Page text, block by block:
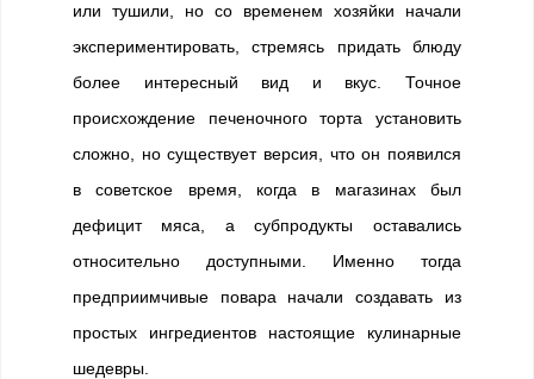
или тушили, но со временем хозяйки начали
экспериментировать, стремясь придать блюду
более интересный вид и вкус. Точное
происхождение печеночного торта установить
сложно, но существует версия, что он появился
в советское время, когда в магазинах был
дефицит мяса, а субпродукты оставались
относительно доступными. Именно тогда
предприимчивые повара начали создавать из
простых ингредиентов настоящие кулинарные
шедевры.